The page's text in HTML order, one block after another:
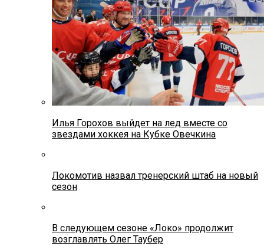
Илья Горохов выйдет на лед вместе со
звездами хоккея на Кубке Овечкина
Локомотив назвал тренерский штаб на новый
сезон
В следующем сезоне «Локо» продолжит
возглавлять Олег Таубер